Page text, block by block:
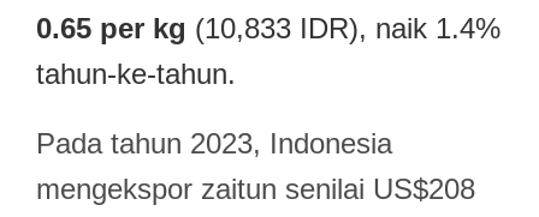
0.65 per kg (10,833 IDR), naik 1.4%
tahun-ke-tahun.
Pada tahun 2023, Indonesia
mengekspor zaitun senilai US$208